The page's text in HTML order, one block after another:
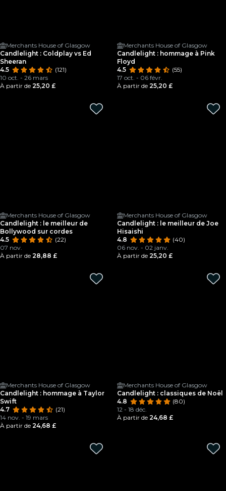
Merchants House of Glasgow
Candlelight : Coldplay vs Ed
Sheeran
4.5
(121)
10 oct. - 26 mars
À partir de 25,20 £
Merchants House of Glasgow
Candlelight : hommage à Pink
Floyd
4.5
(55)
17 oct. - 06 févr.
À partir de 25,20 £
Merchants House of Glasgow
Candlelight : le meilleur de
Bollywood sur cordes
4.5
(22)
07 nov.
À partir de 28,88 £
Merchants House of Glasgow
Candlelight : le meilleur de Joe
Hisaishi
4.8
(40)
06 nov. - 02 janv.
À partir de 25,20 £
Merchants House of Glasgow
Candlelight : hommage à Taylor
Swift
4.7
(21)
14 nov. - 19 mars
À partir de 24,68 £
Merchants House of Glasgow
Candlelight : classiques de Noël
4.8
(80)
12 - 18 déc.
À partir de 24,68 £